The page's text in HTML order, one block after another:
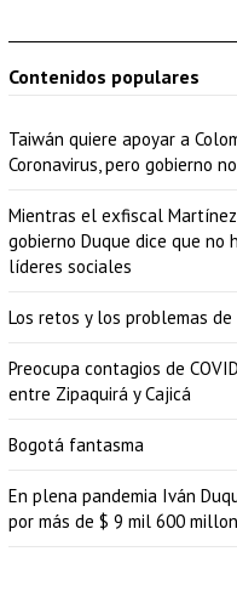
Contenidos populares
Taiwán quiere apoyar a
Coronavirus, pero gobierno
Mientras el exfiscal
gobierno Duque dice que
líderes sociales
Los retos y los problemas
Preocupa contagios de
entre Zipaquirá y Cajicá
Bogotá fantasma
En plena pandemia Iván
por más de $ 9 mil 600